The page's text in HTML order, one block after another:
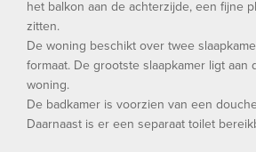
het balkon aan de achterzijde, een fijne
zitten.
De woning beschikt over twee
formaat. De grootste slaapkamer ligt aan
woning.
De badkamer is voorzien van een
Daarnaast is er een separaat toilet